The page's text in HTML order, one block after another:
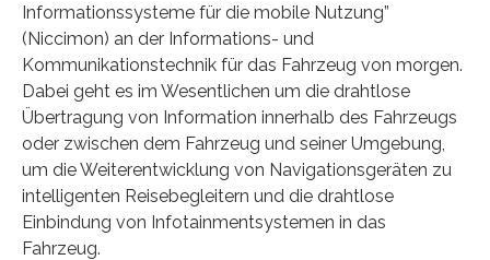
Informationssysteme für die mobile Nutzung”
(Niccimon) an der Informations- und
Kommunikationstechnik für das Fahrzeug von morgen.
Dabei geht es im Wesentlichen um die drahtlose
Übertragung von Information innerhalb des Fahrzeugs
oder zwischen dem Fahrzeug und seiner Umgebung,
um die Weiterentwicklung von Navigationsgeräten zu
intelligenten Reisebegleitern und die drahtlose
Einbindung von Infotainmentsystemen in das
Fahrzeug.